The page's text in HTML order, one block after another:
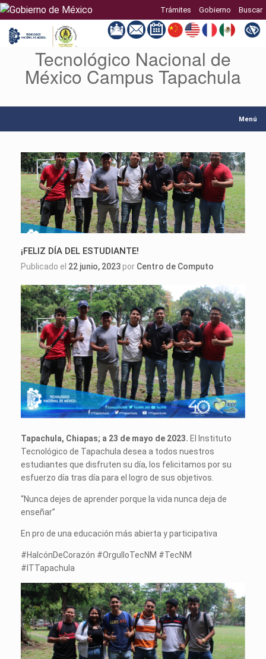
Trámites Gobierno Buscar
contenido
Tecnológico Nacional de
México Campus Tapachula
Menú
¡FELIZ DÍA DEL ESTUDIANTE!
Publicado el 22 junio, 2023por Centro de Computo
Tapachula, Chiapas; a 23 de mayo de 2023. El Instituto
Tecnológico de Tapachula desea a todos nuestros
estudiantes que disfruten su día, los felicitamos por su
esfuerzo día tras día para el logro de sus objetivos.
“Nunca dejes de aprender porque la vida nunca deja de
enseñar”
En pro de una educación más abierta y participativa
#HalcónDeCorazón #OrgulloTecNM #TecNM
#ITTapachula